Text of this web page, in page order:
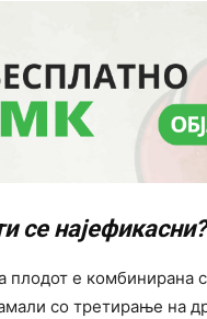
се најефикасни?
е комбинирана
со третирање на